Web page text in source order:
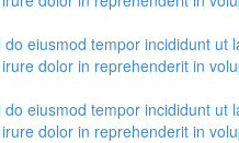
eiusmod tempor incididunt
dolor in reprehenderit in
eiusmod tempor incididunt
dolor in reprehenderit in